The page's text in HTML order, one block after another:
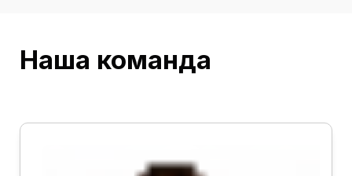
Наша команда